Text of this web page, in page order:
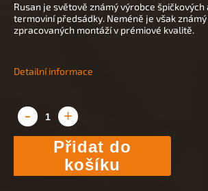
Přidat do
košíku
Rusan je světově známý výrobce
termoviní předsádky. Neméně je však
zpracovaných montáží v prémiové kvalitě.
Detailní informace